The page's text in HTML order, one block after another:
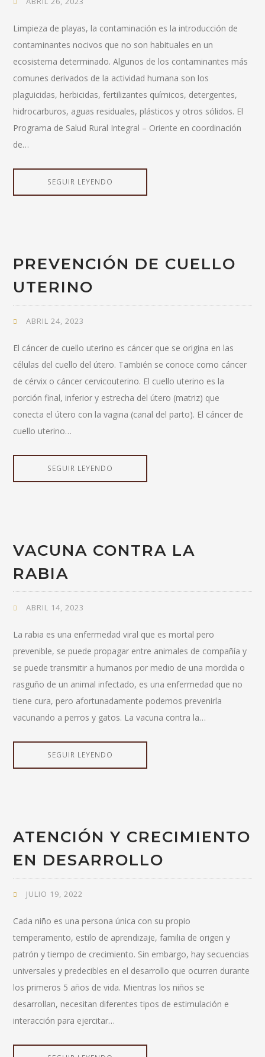
Limpieza de playas, la contaminación es la introducción de
contaminantes nocivos que no son habituales en un
ecosistema determinado. Algunos de los contaminantes más
comunes derivados de la actividad humana son los
plaguicidas, herbicidas, fertilizantes químicos, detergentes,
hidrocarburos, aguas residuales, plásticos y otros sólidos. El
Programa de Salud Rural Integral – Oriente en coordinación
de…
SEGUIR LEYENDO
PREVENCIÓN DE CUELLO
UTERINO
ABRIL 24, 2023
El cáncer de cuello uterino es cáncer que se origina en las
células del cuello del útero. También se conoce como cáncer
de cérvix o cáncer cervicouterino. El cuello uterino es la
porción final, inferior y estrecha del útero (matriz) que
conecta el útero con la vagina (canal del parto). El cáncer de
cuello uterino…
SEGUIR LEYENDO
VACUNA CONTRA LA
RABIA
ABRIL 14, 2023
La rabia es una enfermedad viral que es mortal pero
prevenible, se puede propagar entre animales de compañía y
se puede transmitir a humanos por medio de una mordida o
rasguño de un animal infectado, es una enfermedad que no
tiene cura, pero afortunadamente podemos prevenirla
vacunando a perros y gatos. La vacuna contra la…
SEGUIR LEYENDO
ATENCIÓN Y CRECIMIENTO
EN DESARROLLO
JULIO 19, 2022
Cada niño es una persona única con su propio
temperamento, estilo de aprendizaje, familia de origen y
patrón y tiempo de crecimiento. Sin embargo, hay secuencias
universales y predecibles en el desarrollo que ocurren durante
los primeros 5 años de vida. Mientras los niños se
desarrollan, necesitan diferentes tipos de estimulación e
interacción para ejercitar…